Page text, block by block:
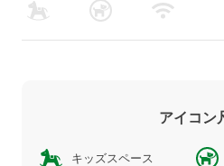
アイコン
キッズスペース